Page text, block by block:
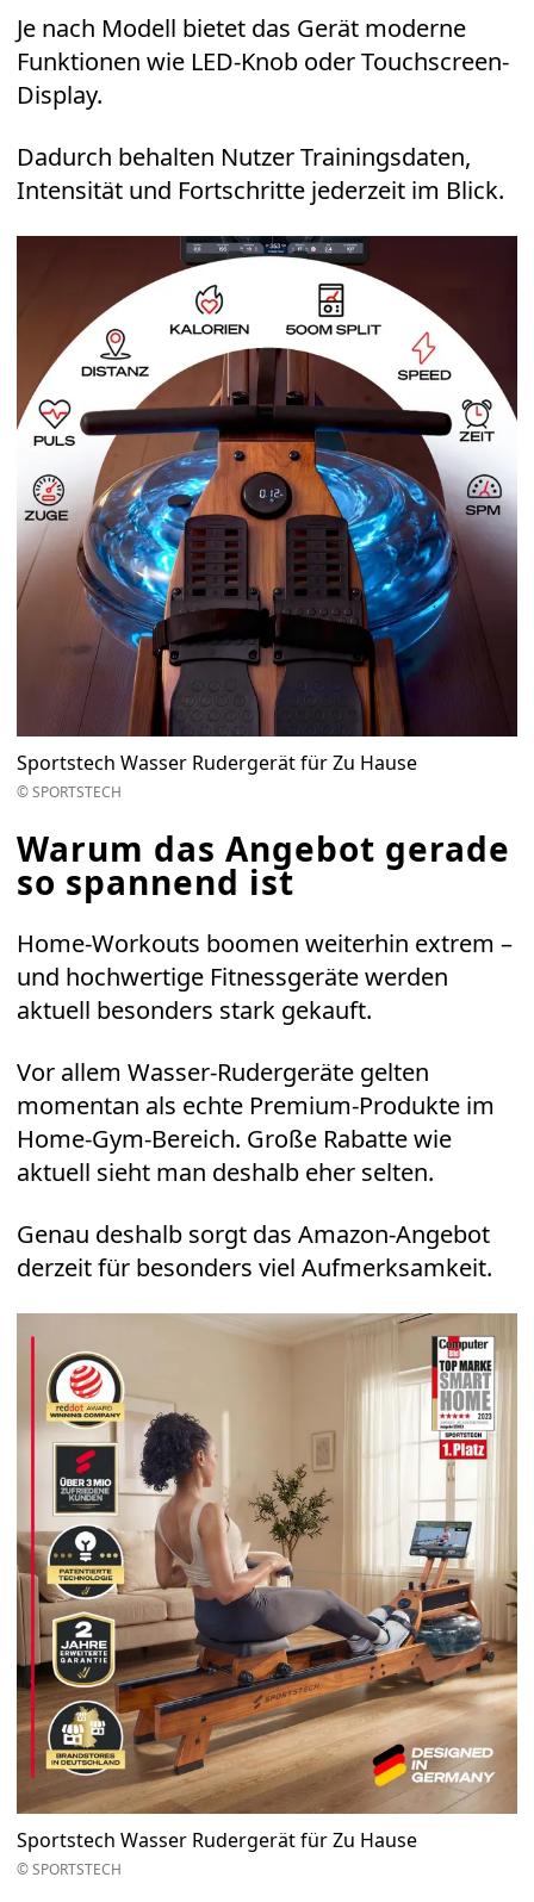
Je nach Modell bietet das Gerät moderne
Funktionen wie LED-Knob oder Touchscreen-
Display.
Dadurch behalten Nutzer Trainingsdaten,
Intensität und Fortschritte jederzeit im Blick.
Sportstech Wasser Rudergerät für Zu Hause
© SPORTSTECH
Warum das Angebot gerade
so spannend ist
Home-Workouts boomen weiterhin extrem –
und hochwertige Fitnessgeräte werden
aktuell besonders stark gekauft.
Vor allem Wasser-Rudergeräte gelten
momentan als echte Premium-Produkte im
Home-Gym-Bereich. Große Rabatte wie
aktuell sieht man deshalb eher selten.
Genau deshalb sorgt das Amazon-Angebot
derzeit für besonders viel Aufmerksamkeit.
Sportstech Wasser Rudergerät für Zu Hause
© SPORTSTECH